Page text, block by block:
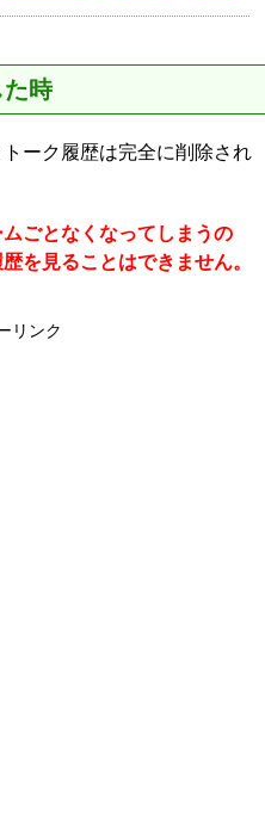
時
ーク履歴は完全に削除され
ごとなくなってしまうの
を見ることはできません。
リンク